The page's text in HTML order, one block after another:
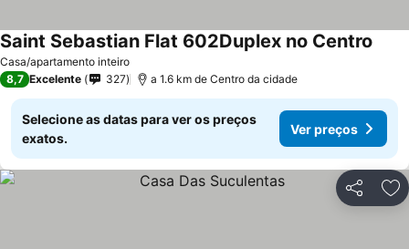
Casa/apartamento inteiro
Saint Sebastian Flat 602Duplex no Centro
8,7 Excelente 327 a 1.6 km de Centro da cidade
Selecione as datas para ver os preços
exatos.
Ver preços
Partilhar